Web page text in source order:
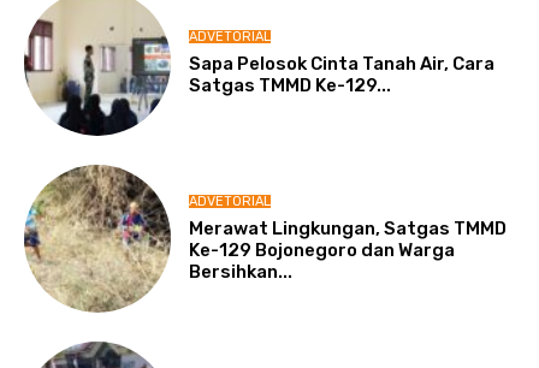
ADVETORIAL
Sapa Pelosok Cinta Tanah Air, Cara
Satgas TMMD Ke-129...
ADVETORIAL
Merawat Lingkungan, Satgas TMMD
Ke-129 Bojonegoro dan Warga
Bersihkan...